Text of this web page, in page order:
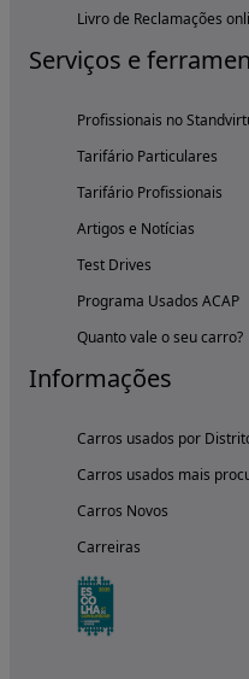
Livro de Reclamações
Serviços e
Profissionais no
Tarifário Particulares
Tarifário Profissionais
Artigos e Notícias
Test Drives
Programa Usados ACAP
Quanto vale o seu carro?
Informações
Carros usados por
Carros usados mais
Carros Novos
Carreiras